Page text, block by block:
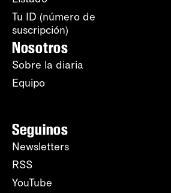
Tu ID (número de
suscripción)
Nosotros
Sobre la diaria
Equipo
Seguinos
Newsletters
RSS
YouTube